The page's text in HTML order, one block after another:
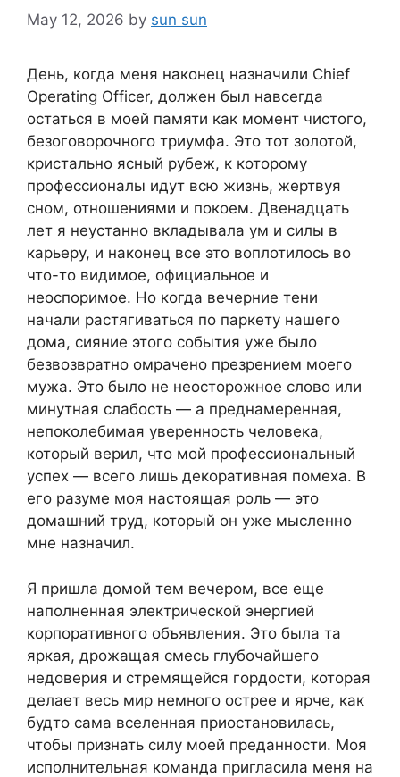
May 12, 2026 by sun sun
День, когда меня наконец назначили Chief
Operating Officer, должен был навсегда
остаться в моей памяти как момент чистого,
безоговорочного триумфа. Это тот золотой,
кристально ясный рубеж, к которому
профессионалы идут всю жизнь, жертвуя
сном, отношениями и покоем. Двенадцать
лет я неустанно вкладывала ум и силы в
карьеру, и наконец все это воплотилось во
что-то видимое, официальное и
неоспоримое. Но когда вечерние тени
начали растягиваться по паркету нашего
дома, сияние этого события уже было
безвозвратно омрачено презрением моего
мужа. Это было не неосторожное слово или
минутная слабость — а преднамеренная,
непоколебимая уверенность человека,
который верил, что мой профессиональный
успех — всего лишь декоративная помеха. В
его разуме моя настоящая роль — это
домашний труд, который он уже мысленно
мне назначил.
Я пришла домой тем вечером, все еще
наполненная электрической энергией
корпоративного объявления. Это была та
яркая, дрожащая смесь глубочайшего
недоверия и стремящейся гордости, которая
делает весь мир немного острее и ярче, как
будто сама вселенная приостановилась,
чтобы признать силу моей преданности. Моя
исполнительная команда пригласила меня на